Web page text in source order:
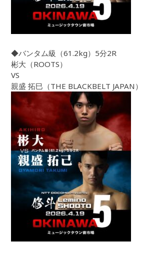
◆バンタム級（61.2kg）5分2R
彬大（ROOTS）
VS
親盛 拓巳（THE BLACKBELT JAPAN）